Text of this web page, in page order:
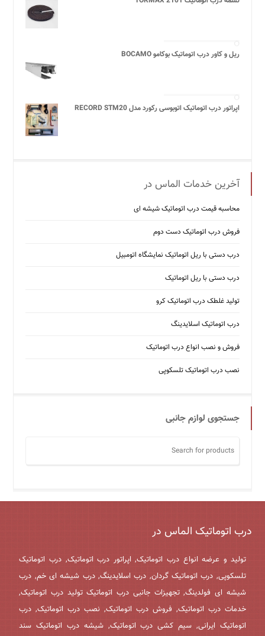
ریل و کاور درب اتوماتیک بوکامو BOCAMO
اپراتور درب اتوماتیک اتوبوسی رکورد مدل RECORD STM20
آخرین خدمات الماس در
محاسبه قیمت درب اتوماتیک شیشه ‌ای
فروش درب اتوماتیک دست دوم
درب دستی با ریل اتوماتیک نمایشگاه اتومبیل
درب دستی با ریل اتوماتیک
تولید غلطک درب اتوماتیک کرو
درب اتوماتیک اسلایدینگ
فروش و نصب انواع درب اتوماتیک
نصب درب اتوماتیک تلسکوپی
جستجوی لوازم جانبی
درب اتوماتیک الماس در
تولید و عرضه انواع درب اتوماتیک, اپراتور درب اتوماتیک, درب اتوماتیک
تلسکوپی, درب اتوماتیک گردان, درب اسلایدینگ, درب شیشه ای خم, درب
شیشه ای فولدینگ, تجهیزات جانبی درب اتوماتیک تولید درب اتوماتیک,
خدمات درب اتوماتیک, فروش درب اتوماتیک, نصب درب اتوماتیک, درب
اتوماتیک ایرانی, سیم کشی درب اتوماتیک, شیشه درب اتوماتیک سند